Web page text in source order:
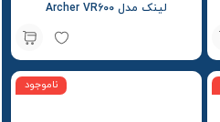
لینک مدل Archer VR600
ناموجود